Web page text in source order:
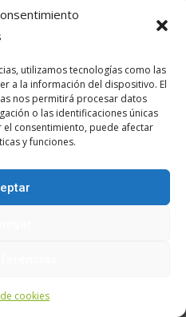
utilizamos tecnologías como las
a la información del dispositivo. El
nos permitirá procesar datos
o las identificaciones únicas
consentimiento, puede afectar
y funciones.
cookies
Referente Del Trail Running
Campeonato